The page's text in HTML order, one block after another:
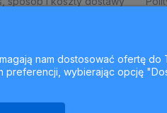
nam dostosować ofertę
wybierając opcję